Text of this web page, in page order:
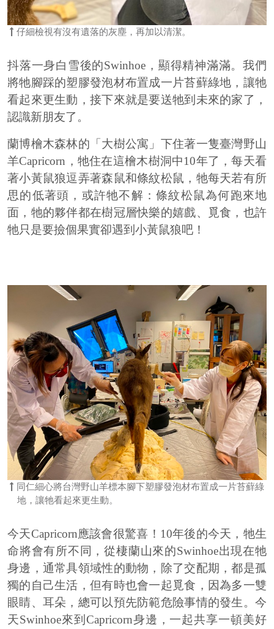
仔細檢視有沒有遺落的灰塵，再加以清潔。
抖落一身白雪後的Swinhoe ，顯得精神滿滿。我們
將牠腳踩的塑膠發泡材布置成一片苔蘚綠地，讓牠
看起來更生動，接下來就是要送牠到未來的家了，
認識新朋友了。
蘭博檜木森林的「大樹公寓」下住著一隻臺灣野山
羊Capricorn ，牠住在這檜木樹洞中10年了，每天看
著小黃鼠狼逗弄著森鼠和條紋松鼠，牠每天若有所
思的低著頭，或許牠不解：條紋松鼠為何跑來地
面，牠的夥伴都在樹冠層快樂的嬉戲、覓食，也許
牠只是要撿個果實卻遇到小黃鼠狼吧！
同仁細心將台灣野山羊標本腳下塑膠發泡材布置成一片苔蘚綠
地，讓牠看起來更生動。
今天Capricorn應該會很驚喜！ 10年後的今天，牠生
命將會有所不同，從棲蘭山來的Swinhoe出現在牠
身邊，通常具領域性的動物，除了交配期，都是孤
獨的自己生活，但有時也會一起覓食，因為多一雙
眼睛、耳朵，總可以預先防範危險事情的發生。今
天Swinhoe來到 Capricorn身邊，一起共享一頓美好